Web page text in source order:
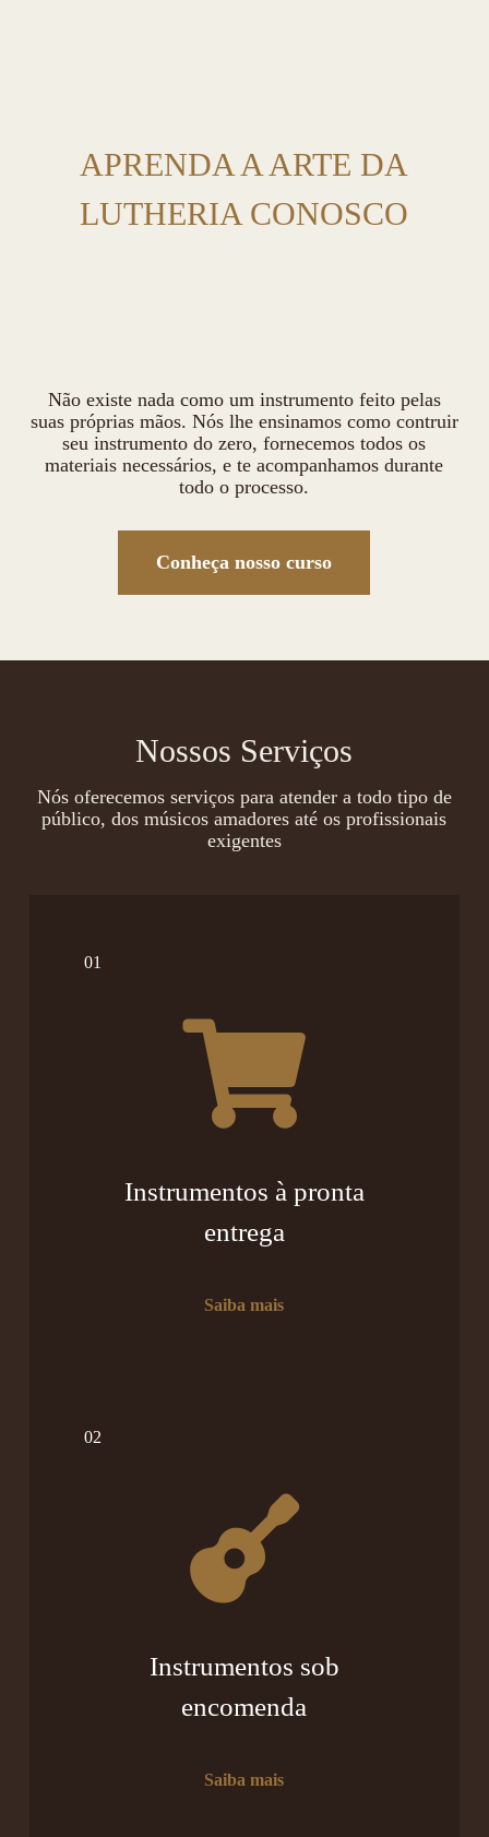
APRENDA A ARTE DA
LUTHERIA CONOSCO
Não existe nada como um instrumento feito pelas
suas próprias mãos. Nós lhe ensinamos como contruir
seu instrumento do zero, fornecemos todos os
materiais necessários, e te acompanhamos durante
todo o processo.
Conheça nosso curso
Nossos Serviços
Nós oferecemos serviços para atender a todo tipo de
público, dos músicos amadores até os profissionais
exigentes
01
Instrumentos à pronta
entrega
Saiba mais
02
Instrumentos sob
encomenda
Saiba mais